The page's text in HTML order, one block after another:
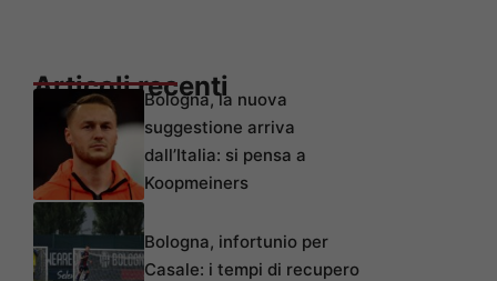
Articoli recenti
Bologna, la nuova
suggestione arriva
dall’Italia: si pensa a
Koopmeiners
Bologna, infortunio per
Casale: i tempi di recupero